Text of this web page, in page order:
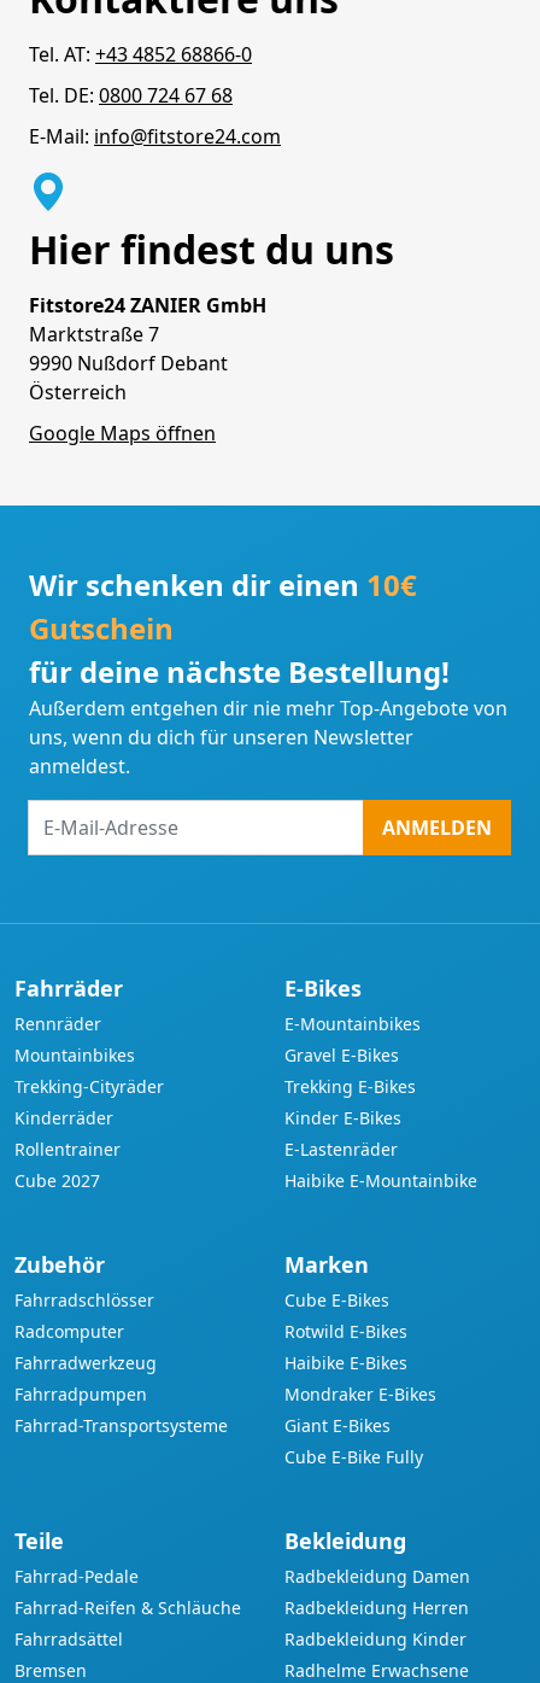
Tel. AT: +43 4852 68866-0
Tel. DE: 0800 724 67 68
E-Mail: info@fitstore24.com
Hier findest du uns
Fitstore24 ZANIER GmbH
Marktstraße 7
9990 Nußdorf Debant
Österreich
Google Maps öffnen
Wir schenken dir einen 10€
Gutschein
für deine nächste Bestellung!
Außerdem entgehen dir nie mehr Top-Angebote von
uns, wenn du dich für unseren Newsletter
anmeldest.
Mail-
ANMELDEN
Fahrräder
Rennräder
Mountainbikes
Trekking-Cityräder
Kinderräder
Rollentrainer
Cube 2027
E-Bikes
E-Mountainbikes
Gravel E-Bikes
Trekking E-Bikes
Kinder E-Bikes
E-Lastenräder
Haibike E-Mountainbike
Zubehör
Fahrradschlösser
Radcomputer
Fahrradwerkzeug
Fahrradpumpen
Fahrrad-Transportsysteme
Marken
Cube E-Bikes
Rotwild E-Bikes
Haibike E-Bikes
Mondraker E-Bikes
Giant E-Bikes
Cube E-Bike Fully
Teile
Fahrrad-Pedale
Fahrrad-Reifen & Schläuche
Fahrradsättel
Bremsen
Bekleidung
Radbekleidung Damen
Radbekleidung Herren
Radbekleidung Kinder
Radhelme Erwachsene